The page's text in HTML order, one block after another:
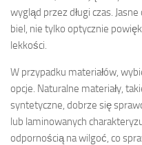
wygląd przez długi czas.
biel, nie tylko optycznie
lekkości.
W przypadku materiałów,
opcje. Naturalne materiały,
syntetyczne, dobrze się
lub laminowanych
odpornością na wilgoć, co